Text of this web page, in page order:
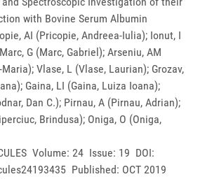
with Bovine Serum Albumin
AI (Pricopie, Andreea-Iulia); Ionut, I
G (Marc, Gabriel); Arseniu, AM
Vlase, L (Vlase, Laurian); Grozav,
Gaina, LI (Gaina, Luiza Ioana);
Dan C.); Pirnau, A (Pirnau, Adrian);
Brindusa); Oniga, O (Oniga,
Volume: 24 Issue: 19 DOI:
Published: OCT 2019